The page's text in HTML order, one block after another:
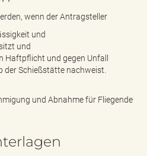
wenn der Antragsteller
und
und
Haftpflicht und gegen Unfall
der Schießstätte nachweist.
und Abnahme für Fliegende